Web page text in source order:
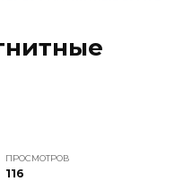
ПРОСМОТРОВ
116